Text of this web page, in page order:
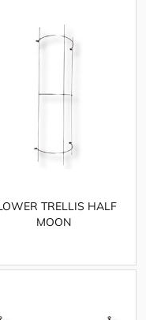
TRELLIS HALF
MOON